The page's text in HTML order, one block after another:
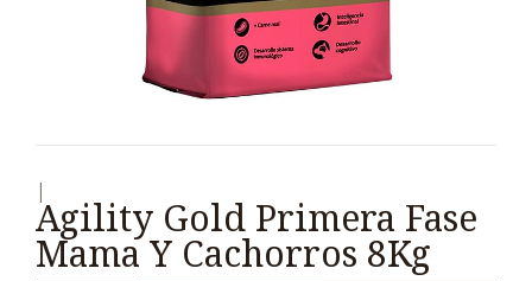
Agility Gold Primera Fase
Mama Y Cachorros 8Kg